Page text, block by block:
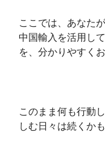
ここでは、あなた
中国輸入を活用し
を、分かりやすく
このまま何も行動
しむ日々は続くか